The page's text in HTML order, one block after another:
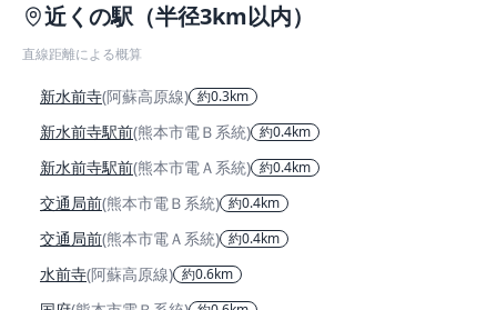
近くの駅（半径3km以内）
直線距離による概算
新水前寺(阿蘇高原線) 約0.3km
新水前寺駅前(熊本市電Ｂ系統) 約0.4km
新水前寺駅前(熊本市電Ａ系統) 約0.4km
交通局前(熊本市電Ｂ系統) 約0.4km
交通局前(熊本市電Ａ系統) 約0.4km
水前寺(阿蘇高原線) 約0.6km